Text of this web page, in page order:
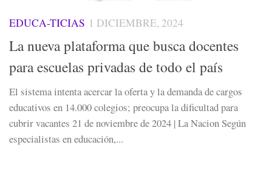
EDUCA-TICIAS 1 DICIEMBRE, 2024
La nueva plataforma que busca docentes
para escuelas privadas de todo el país
El sistema intenta acercar la oferta y la demanda de cargos
educativos en 14.000 colegios; preocupa la dificultad para
cubrir vacantes 21 de noviembre de 2024 | La Nacion Según
especialistas en educación,...